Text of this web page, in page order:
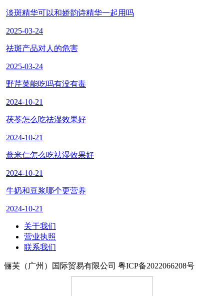
淡斑精华可以和娇韵诗精华一起用吗
2025-03-24
祛斑产品对人的危害
2025-03-24
野芹菜能吃吗有没有毒
2024-10-21
茯苓怎么吃祛湿效果好
2024-10-21
薏米仁怎么吃祛湿效果好
2024-10-21
牛奶和豆浆哪个更营养
2024-10-21
关于我们
营业执照
联系我们
俪芙（广州）国际贸易有限公司 粤ICP备2022066208号